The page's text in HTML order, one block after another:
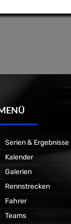
Serien & Ergebnisse
Kalender
Galerien
Rennstrecken
Fahrer
Teams